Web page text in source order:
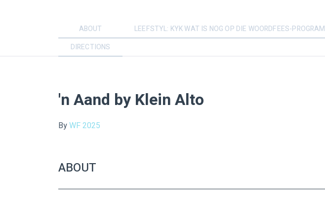
ABOUT LEEFSTYL: KYK WAT IS NOG OP DIE WOORDFEES-PROGRAM
DIRECTIONS
'n Aand by Klein Alto
ByWF 2025
ABOUT